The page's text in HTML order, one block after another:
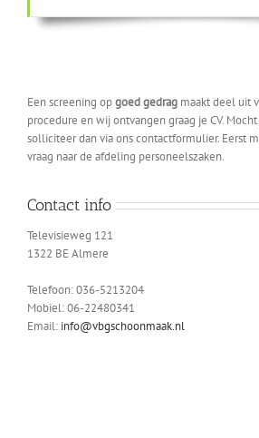
Een screening opgoed gedrag maakt deel uit
procedure en wij ontvangen graag je CV.
solliciteer dan via ons contactformulier. Eerst
vraag naar de afdeling personeelszaken.
Contact info
Televisieweg 121
1322 BE Almere
Telefoon: 036-5213204
Mobiel: 06-22480341
Email: info@vbgschoonmaak.nl